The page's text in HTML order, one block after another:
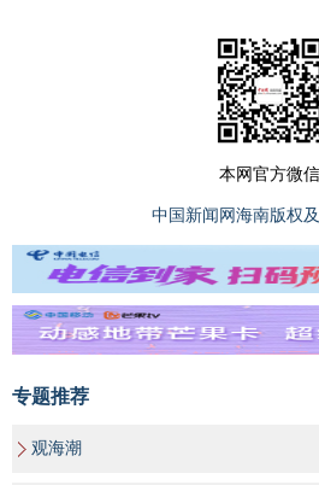
本网官方微信
中国新闻网海南版权
专题推荐
观海潮